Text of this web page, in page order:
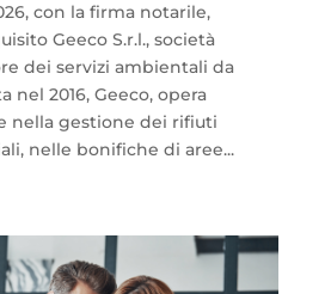
con la firma notarile,
Geeco S.r.l., società
dei servizi ambientali da
nel 2016, Geeco, opera
nella gestione dei rifiuti
nelle bonifiche di aree...